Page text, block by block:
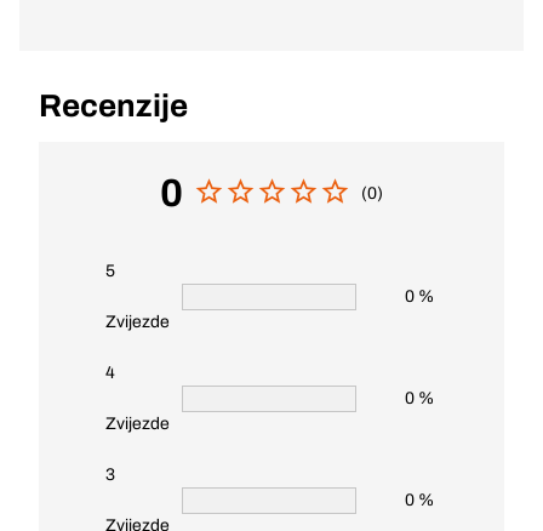
Recenzije
0 (0)
5
Zvijezde
0 %
4
Zvijezde
0 %
3
Zvijezde
0 %